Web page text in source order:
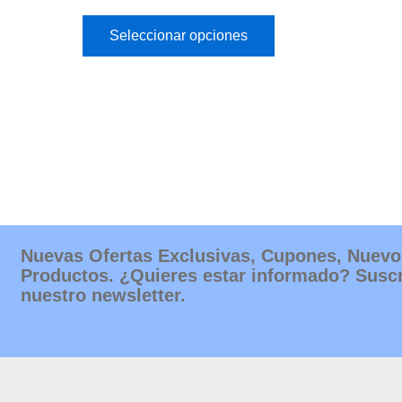
Seleccionar opciones
Nuevas Ofertas Exclusivas, Cupones,
Productos. ¿Quieres estar informado?
nuestro newsletter.